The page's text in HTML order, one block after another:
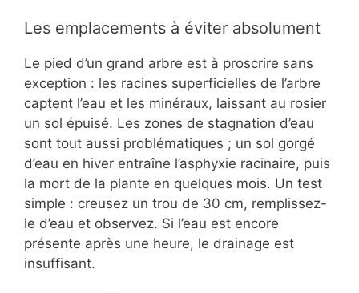
Les emplacements à éviter absolument
Le pied d’un grand arbre est à proscrire sans
exception : les racines superficielles de l’arbre
captent l’eau et les minéraux, laissant au rosier
un sol épuisé. Les zones de stagnation d’eau
sont tout aussi problématiques ; un sol gorgé
d’eau en hiver entraîne l’asphyxie racinaire, puis
la mort de la plante en quelques mois. Un test
simple : creusez un trou de 30 cm, remplissez-
le d’eau et observez. Si l’eau est encore
présente après une heure, le drainage est
insuffisant.